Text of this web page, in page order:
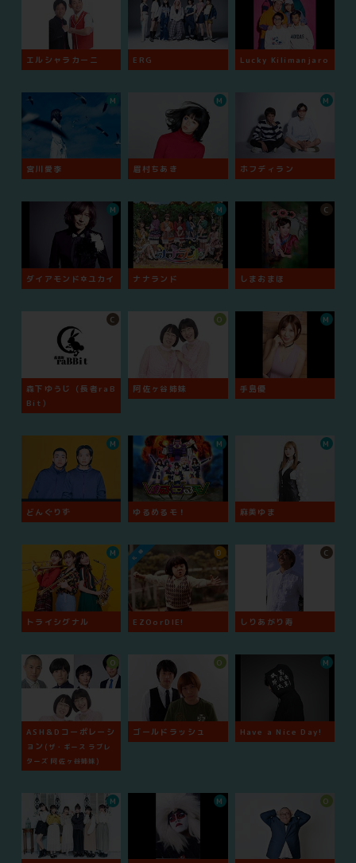
エルシャラカーニ ERG Lucky Kilimanjaro
宮川愛李
M
眉村ちあき
M
ホフディラン
M
ダイアモンド✡ユカイ
M
ナナランド
M
しまおまほ
C
森下ゆうじ（長者raB
Bit）
C
阿佐ヶ谷姉妹
O
手島優
M
どんぐりず
M
ゆるめるモ！
M
麻美ゆま
M
トライシグナル
M
EZOorDIE!
D
しりあがり寿
C
ASH＆Dコーポレーシ
ョン (ザ・ギース ラブレ
ターズ 阿佐ヶ谷姉妹)
O
ゴールドラッシュ
O
Have a Nice Day!
M
M M O